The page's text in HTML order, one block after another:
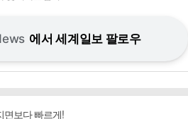
에서 세계일보 팔로우
면보다 빠르게!